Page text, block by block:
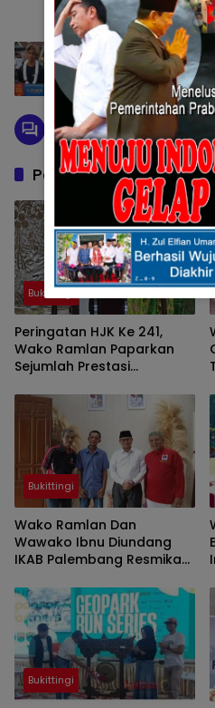
Sebagai Sosok Yang
Tommy Irawan
Atlet Selancar Dylan
Pos Terkait
Bukittingi
Peringatan HJK Ke 241,
Wako Ramlan Paparkan
Sejumlah Prestasi
Berkeadilan, Dan
Berbudaya
Bukittingi
Wako Ramlan Dan
Wawako Ibnu Diundang
IKAB Palembang Resmikan
Bukittingi